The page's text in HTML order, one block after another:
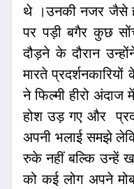
थे ।उनकी नजर जैसे
पर पड़ी बगैर कुछ
दौड़ने के दौरान
मारते
ने फिल्मी हीरो
होश उड़ गए और
अपनी भलाई समझे
रुके नहीं बल्कि उन्हें
को कई लोग अपने